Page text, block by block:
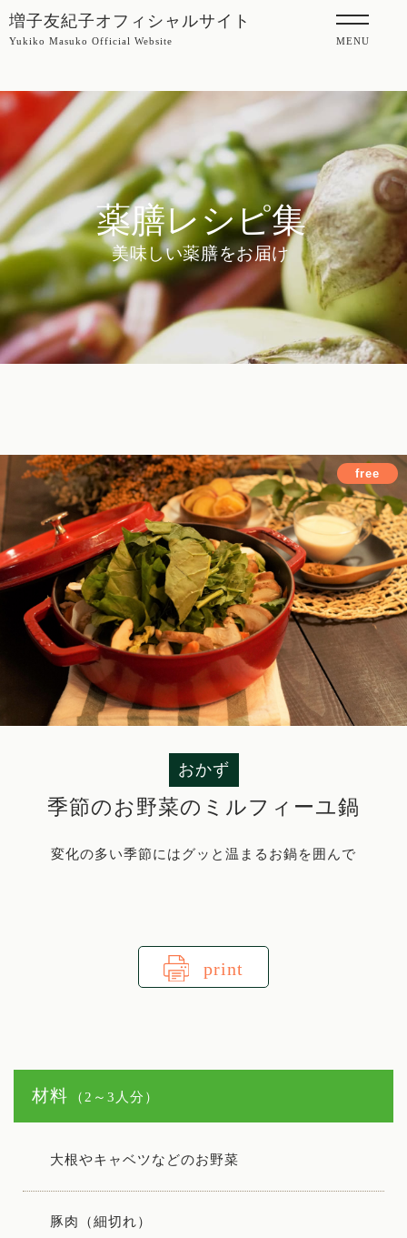
増子友紀子オフィシャルサイト
Yukiko Masuko Official Website MENU
薬膳レシピ集
美味しい薬膳をお届け
おかず
free
季節のお野菜のミルフィーユ鍋
変化の多い季節にはグッと温まるお鍋を囲んで
print
材料 （2～3人分）
大根やキャベツなどのお野菜
豚肉（細切れ）